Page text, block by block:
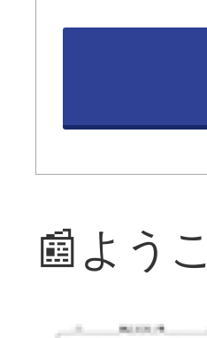
📰よう